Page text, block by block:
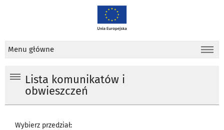
Menu główne
Lista komunikatów i
obwieszczeń
Wybierz przedział: